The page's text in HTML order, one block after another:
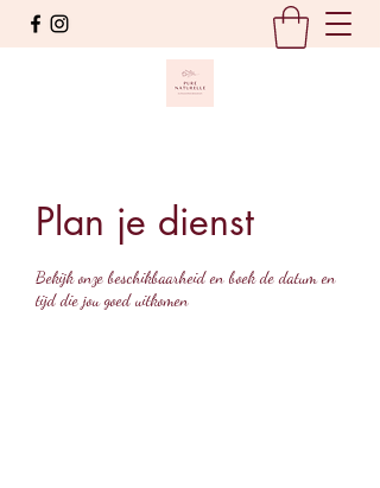
Plan je dienst
Bekijk onze beschikbaarheid en boek de datum en
tijd die jou goed uitkomen